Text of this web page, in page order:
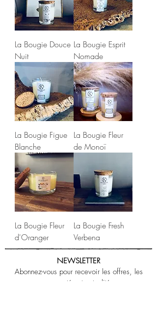
La Bougie Douce
Nuit
La Bougie Esprit
Nomade
La Bougie Figue
Blanche
La Bougie Fleur
de Monoï
La Bougie Fleur
d'Oranger
La Bougie Fresh
Verbena
NEWSLETTER
Abonnez-vous pour recevoir les offres, les
nouveautés et actualités.